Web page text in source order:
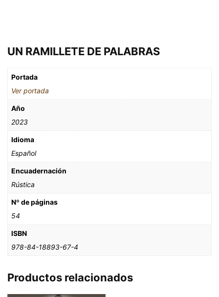
UN RAMILLETE DE PALABRAS
Portada
Ver portada
Año
2023
Idioma
Español
Encuadernación
Rústica
Nº de páginas
54
ISBN
978-84-18893-67-4
Productos relacionados